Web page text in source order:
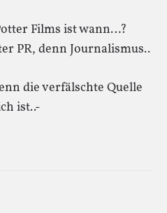
Films ist wann…?
PR, denn Journalismus..
die verfälschte Quelle
ist..-